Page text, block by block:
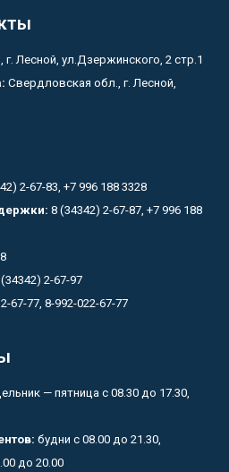
Лесной, ул.Дзержинского, 2 стр.1
Свердловская обл., г. Лесной,
2-67-83, +7 996 188 3328
8 (34342) 2-67-87, +7 996 188
2-67-97
67-77, 8-992-022-67-77
— пятница с 08.30 до 17.30,
будни с 08.00 до 21.30,
до 20.00